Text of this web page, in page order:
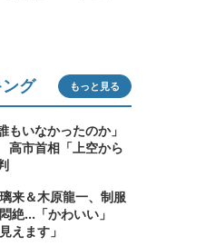
グ もっと見る
もいなかったのか」
高市首相「上空から
来＆木原龍一、制服
絶...「かわいい」
えます」